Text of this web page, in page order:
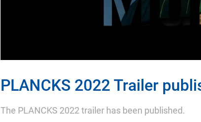
PLANCKS 2022 Trailer
The PLANCKS 2022 trailer has been published.